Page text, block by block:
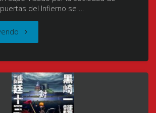
del Infierno se …
"Bleach
4:
Jigoku-